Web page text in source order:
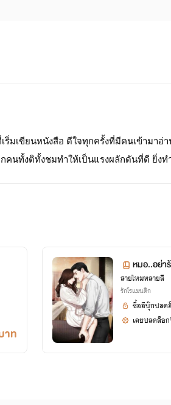
เขียนหนังสือ ดีใจทุกครั้งที่มีคนเข้ามาอ่า
นทั้งติทั้งชมทำให้เป็นแรงผลักดันที่ดี ยิ่งท
าท
หมอ..อย่า
สายไหมหลายสี
รักโรแมนติก
ซื้ออีบุ๊กปลด
เคยปลดล็อ